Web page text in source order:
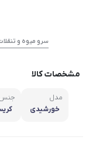
سرو میوه و
مشخصات کالا
مدل
خورشیدی